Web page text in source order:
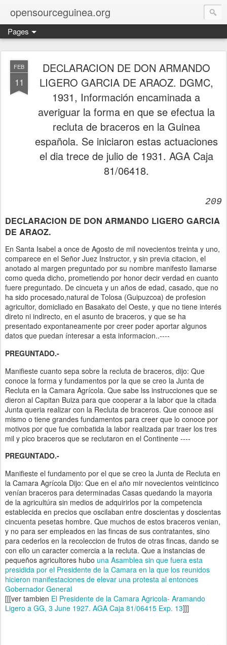
opensourceguinea.org
Pages
FEB
11
DECLARACION DE DON ARMANDO
LIGERO GARCIA DE ARAOZ. DGMC,
1931, Información encaminada a
averiguar la forma en que se efectua la
recluta de braceros en la Guinea
española. Se iniciaron estas actuaciones
el dia trece de julio de 1931. AGA Caja
81/06418.
209
DECLARACION DE DON ARMANDO LIGERO GARCIA
DE ARAOZ.
En Santa Isabel a once de Agosto de mil novecientos treinta y uno,
comparece en el Señor Juez Instructor, y sin previa citacion, el
anotado al margen preguntado por su nombre manifesto llamarse
como queda dicho, prometiendo por honor decir verdad en cuanto
fuere preguntado. De cincueta y un años de edad, casado, que no
ha sido procesado,natural de Tolosa (Guipuzcoa) de profesion
agricultor, domicliado en Basakato del Oeste, y que no tiene interés
direto ni indirecto, en el asunto de braceros, y que se ha
presentado expontaneamente por creer poder aportar algunos
datos que puedan ínteresar a esta informacion..----
PREGUNTADO.-
Manifieste cuanto sepa sobre la recluta de braceros, dijo: Que
conoce la forma y fundamentos por la que se creo la Junta de
Recluta en la Camara Agrícola. Que sabe lss instrucciones que se
dieron al Capitan Buiza para que cooperar a la labor que la citada
Junta queria realizar con la Recluta de braceros. Que conoce asi
mismo o tiene grandes fundamentos para creer que lo conoce por
motivos por que fue combatida la labor realizada par traer los tres
mil y pico braceros que se reclutaron en el Continente ----
PREGUNTADO.-
Manifieste el fundamento por el que se creo la Junta de Recluta en
la Camara Agrícola Dijo: Que en el año mir novecientos veinticinco
venían braceros para determinadas Casas quedando la mayoria
de la agricultúra sin medios de adquirirlos por la competencia
establecida en precios que oscilaban entre doscientas y doscientas
cincuenta pesetas hombre. Que muchos de estos braceros venian,
y no para ser empleados en las fincas de sus contratantes, sino
para cederlos en la recoleccion de frutos de otras fincas, dando se
con ello un caracter comercia a la recluta. Que a instancias de
pequeños agricultores hubo una Asamblea sin que fuera esta
presidida por el Presidente de la Camara en la que los reunidos
hicieron manifestaciones de elevar una protesta al entonces
Gobernador General
[[[ver tambien El Presidente de la Camara Agricola- Aramando
Ligero a GG, 3 June 1927. AGA Caja 81/06415 Exp. 13]]]